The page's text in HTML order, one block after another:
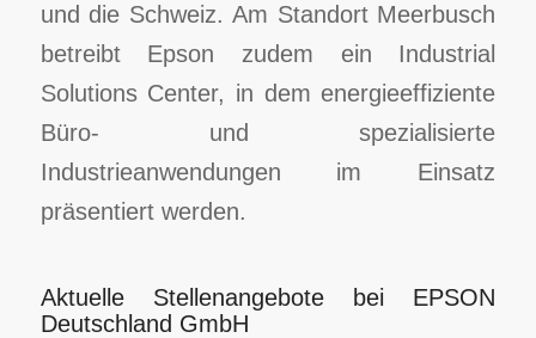
und die Schweiz. Am Standort Meerbusch
betreibt Epson zudem ein Industrial
Solutions Center, in dem energieeffiziente
Büro- und spezialisierte
Industrieanwendungen im Einsatz
präsentiert werden.
Aktuelle Stellenangebote bei EPSON
Deutschland GmbH